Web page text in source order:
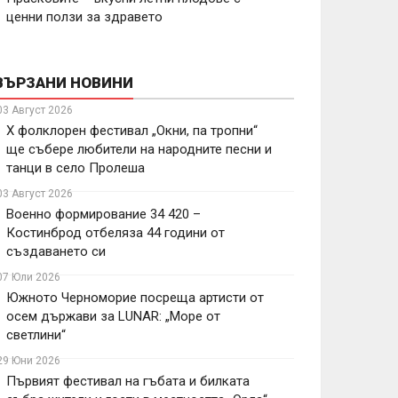
ценни ползи за здравето
НОВИНИ
Август 2026
X фолклорен фестивал „Окни, па тропни“
ще събере любители на народните песни и
танци в село Пролеша
Август 2026
Военно формирование 34 420 –
Костинброд отбеляза 44 години от
създаването си
Юли 2026
Южното Черноморие посреща артисти от
осем държави за LUNAR: „Море от
светлини“
Юни 2026
Първият фестивал на гъбата и билката